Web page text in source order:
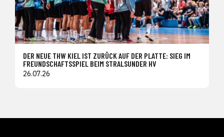
DER NEUE THW KIEL IST ZURÜCK AUF DER PLATTE: SIEG IM
FREUNDSCHAFTSSPIEL BEIM STRALSUNDER HV
26.07.26